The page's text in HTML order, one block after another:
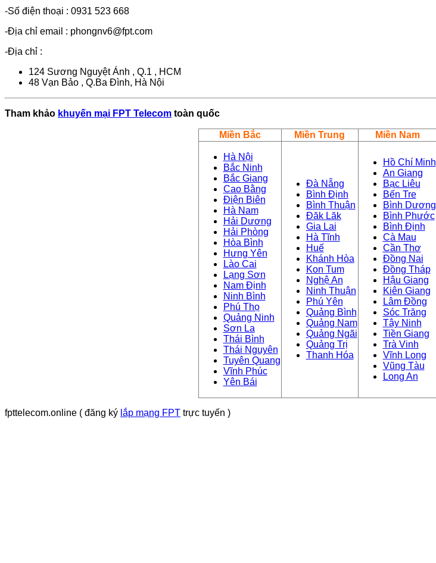
-Số điện thoại : 0931 523 668
-Địa chỉ email : phongnv6@fpt.com
-Địa chỉ :
124 Sương Nguyệt Ánh , Q.1 , HCM
48 Vạn Bảo , Q.Ba Đình, Hà Nội
Tham khảo khuyến mại FPT Telecom toàn quốc
Miền Bắc Miền Trung Miền Nam
Hà Nội
Bắc Ninh
Bắc Giang
Cao Bằng
Điện Biên
Hà Nam
Hải Dương
Hải Phòng
Hòa Bình
Hưng Yên
Lào Cai
Lạng Sơn
Nam Định
Ninh Bình
Phú Thọ
Quảng Ninh
Sơn La
Thái Bình
Thái Nguyên
Tuyên Quang
Vĩnh Phúc
Yên Bái
Đà Nẵng
Bình Định
Bình Thuận
Đăk Lăk
Gia Lai
Hà Tĩnh
Huế
Khánh Hòa
Kon Tum
Nghệ An
Ninh Thuận
Phú Yên
Quảng Bình
Quảng Nam
Quảng Ngãi
Quảng Trị
Thanh Hóa
Hồ Chí Minh
An Giang
Bạc Liêu
Bến Tre
Bình Dương
Bình Phước
Bình Định
Cà Mau
Cần Thơ
Đồng Nai
Đồng Tháp
Hậu Giang
Kiên Giang
Lâm Đồng
Sóc Trăng
Tây Ninh
Tiền Giang
Trà Vinh
Vĩnh Long
Vũng Tàu
Long An
fpttelecom.online ( đăng ký lắp mạng FPT trực tuyến )